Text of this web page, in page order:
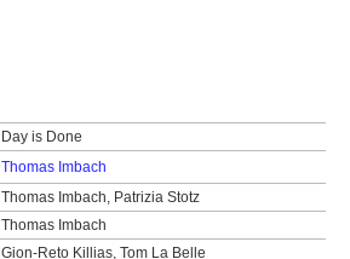
Day is Done
Thomas Imbach
Thomas Imbach, Patrizia Stotz
Thomas Imbach
Gion-Reto Killias, Tom La Belle